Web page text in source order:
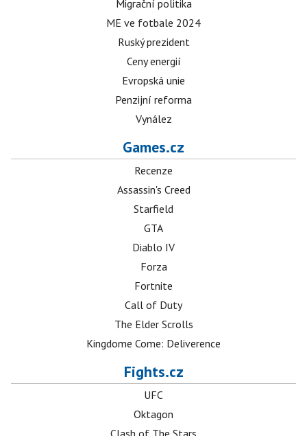
Migrační politika
ME ve fotbale 2024
Ruský prezident
Ceny energií
Evropská unie
Penzijní reforma
Vynález
Games.cz
Recenze
Assassin's Creed
Starfield
GTA
Diablo IV
Forza
Fortnite
Call of Duty
The Elder Scrolls
Kingdome Come: Deliverence
Fights.cz
UFC
Oktagon